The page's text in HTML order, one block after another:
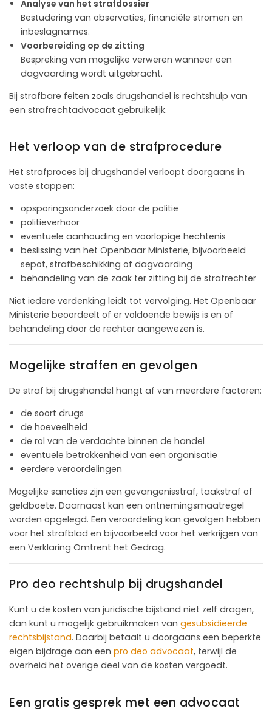
Analyse van het strafdossier
Bestudering van observaties, financiële stromen en
inbeslagnames.
Voorbereiding op de zitting
Bespreking van mogelijke verweren wanneer een
dagvaarding wordt uitgebracht.
Bij strafbare feiten zoals drugshandel is rechtshulp van
een strafrechtadvocaat gebruikelijk.
Het verloop van de strafprocedure
Het strafproces bij drugshandel verloopt doorgaans in
vaste stappen:
opsporingsonderzoek door de politie
politieverhoor
eventuele aanhouding en voorlopige hechtenis
beslissing van het Openbaar Ministerie, bijvoorbeeld
sepot, strafbeschikking of dagvaarding
behandeling van de zaak ter zitting bij de strafrechter
Niet iedere verdenking leidt tot vervolging. Het Openbaar
Ministerie beoordeelt of er voldoende bewijs is en of
behandeling door de rechter aangewezen is.
Mogelijke straffen en gevolgen
De straf bij drugshandel hangt af van meerdere factoren:
de soort drugs
de hoeveelheid
de rol van de verdachte binnen de handel
eventuele betrokkenheid van een organisatie
eerdere veroordelingen
Mogelijke sancties zijn een gevangenisstraf, taakstraf of
geldboete. Daarnaast kan een ontnemingsmaatregel
worden opgelegd. Een veroordeling kan gevolgen hebben
voor het strafblad en bijvoorbeeld voor het verkrijgen van
een Verklaring Omtrent het Gedrag.
Pro deo rechtshulp bij drugshandel
Kunt u de kosten van juridische bijstand niet zelf dragen,
dan kunt u mogelijk gebruikmaken van gesubsidieerde
rechtsbijstand. Daarbij betaalt u doorgaans een beperkte
eigen bijdrage aan een pro deo advocaat, terwijl de
overheid het overige deel van de kosten vergoedt.
Een gratis gesprek met een advocaat